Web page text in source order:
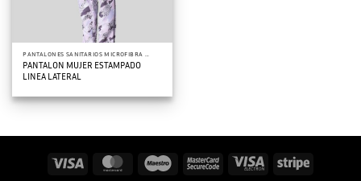
PANTALON MUJER ESTAMPADO
LINEA LATERAL
MasterCard Maestro
MasterCardVisa
Stripe